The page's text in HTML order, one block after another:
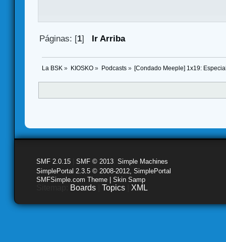
Páginas: [1] Ir Arriba
La BSK » KIOSKO» Podcasts» [Condado Meeple] 1x19:
SMF 2.0.15 SMF © 2013 Simple Machines
SimplePortal 2.3.5 © 2008-2012, SimplePortal
SMFSimple.com Theme | Skin Samp
Boards Topics XML